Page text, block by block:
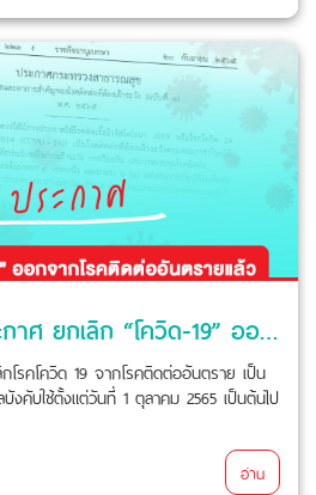
สาธารณสุขออกประกาศ ยกเลิก “โควิด-19” ออกจากโรคติดต่ออันตรายแล้ว
โรคโควิด 19 จากโรคติดต่ออันตราย เป็น
งคับใช้ตั้งแต่วันที่ 1 ตุลาคม 2565 เป็นต้นไป
อ่าน